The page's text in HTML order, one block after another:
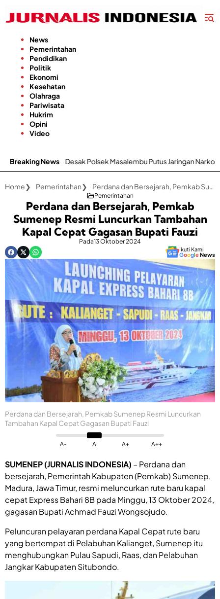
konten
News
Pemerintahan
Pendidikan
Politik
Ekonomi
Kesehatan
Olahraga
Pariwisata
Hukrim
Opini
Video
Breaking News
Desak Polsek Masalembu Putus Jaringan Narkoba dan Penadah
Home Pemerintahan Perdana dan Bersejarah, Pemkab Sumenep Resmi Luncurkan Tambahan Kapal Cepat Gagasan Bupati Fauzi
Pemerintahan
Perdana dan Bersejarah, Pemkab
Sumenep Resmi Luncurkan Tambahan
Kapal Cepat Gagasan Bupati Fauzi
Pada13 Oktober 2024
Ikuti Kami
GoogleNews
Perdana dan Bersejarah, Pemkab Sumenep Resmi Luncurkan
Tambahan Kapal Cepat Gagasan Bupati Fauzi
A- A A+ A++
SUMENEP (JURNALIS INDONESIA) – Perdana dan
bersejarah, Pemerintah Kabupaten (Pemkab) Sumenep,
Madura, Jawa Timur, resmi meluncurkan rute baru kapal
cepat Express Bahari 8B pada Minggu, 13 Oktober 2024,
gagasan Bupati Achmad Fauzi Wongsojudo.
Peluncuran pelayaran perdana Kapal Cepat rute baru
yang bertempat di Pelabuhan Kalianget, Sumenep itu
menghubungkan Pulau Sapudi, Raas, dan Pelabuhan
Jangkar Kabupaten Situbondo.